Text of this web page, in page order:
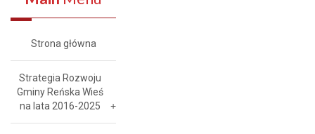
Strona główna
Strategia Rozwoju
Gminy Reńska Wieś
na lata 2016-2025